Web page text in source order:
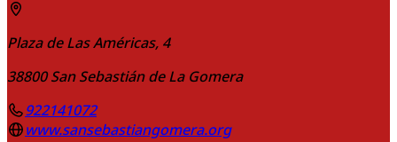
Plaza de Las Américas, 4
38800 San Sebastián de La Gomera
922141072
www.sansebastiangomera.org